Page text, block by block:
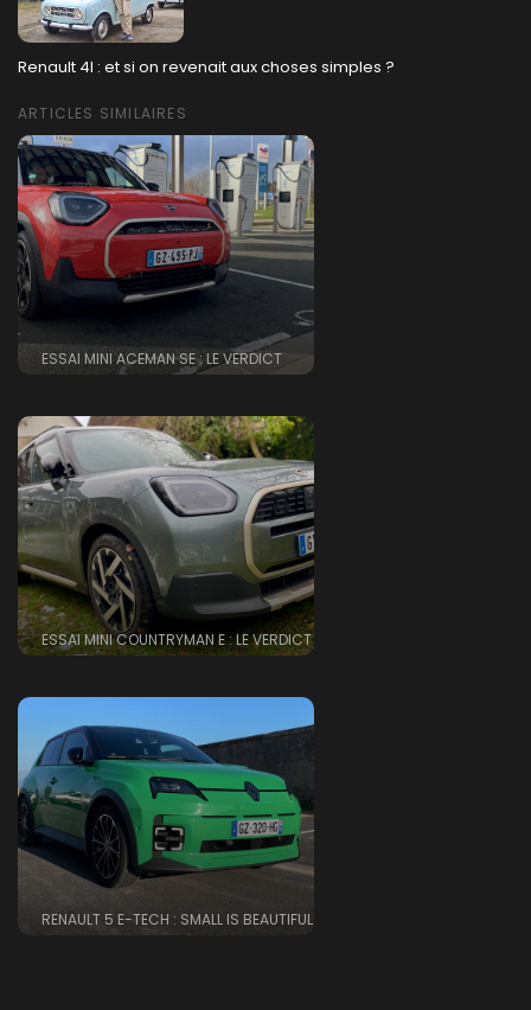
Renault 4l : et si on revenait aux choses simples ?
ARTICLES SIMILAIRES
ESSAI MINI ACEMAN SE : LE VERDICT
ESSAI MINI COUNTRYMAN E : LE VERDICT
RENAULT 5 E-TECH : SMALL IS BEAUTIFUL